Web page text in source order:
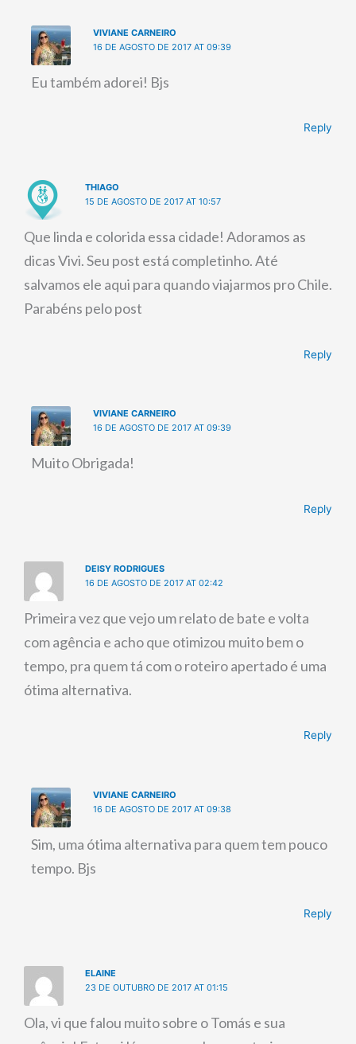
VIVIANE CARNEIRO
16 DE AGOSTO DE 2017 AT 09:39
Eu também adorei! Bjs
Reply
THIAGO
15 DE AGOSTO DE 2017 AT 10:57
Que linda e colorida essa cidade! Adoramos as
dicas Vivi. Seu post está completinho. Até
salvamos ele aqui para quando viajarmos pro Chile.
Parabéns pelo post
Reply
VIVIANE CARNEIRO
16 DE AGOSTO DE 2017 AT 09:39
Muito Obrigada!
Reply
DEISY RODRIGUES
16 DE AGOSTO DE 2017 AT 02:42
Primeira vez que vejo um relato de bate e volta
com agência e acho que otimizou muito bem o
tempo, pra quem tá com o roteiro apertado é uma
ótima alternativa.
Reply
VIVIANE CARNEIRO
16 DE AGOSTO DE 2017 AT 09:38
Sim, uma ótima alternativa para quem tem pouco
tempo. Bjs
Reply
ELAINE
23 DE OUTUBRO DE 2017 AT 01:15
Ola, vi que falou muito sobre o Tomás e sua